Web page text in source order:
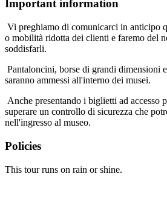
Important information
Vi preghiamo di comunicarci in anticipo
o mobilità ridotta dei clienti e faremo del
soddisfarli.
Pantaloncini, borse di grandi dimensioni
saranno ammessi all'interno dei musei.
Anche presentando i biglietti ad accesso
superare un controllo di sicurezza che
nell'ingresso al museo.
Policies
This tour runs on rain or shine.